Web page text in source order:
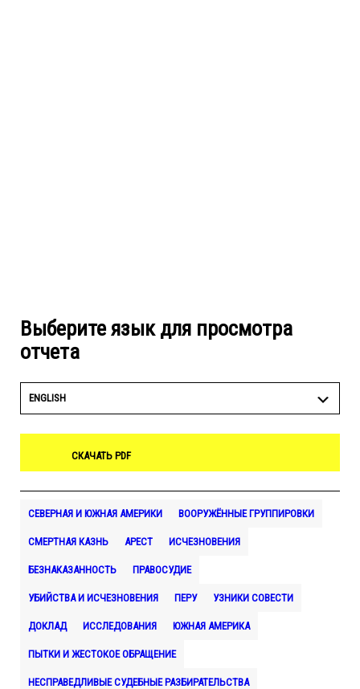
Выберите язык для просмотра
отчета
ENGLISH
СКАЧАТЬ PDF
СЕВЕРНАЯ И ЮЖНАЯ АМЕРИКИ ВООРУЖЁННЫЕ ГРУППИРОВКИ
СМЕРТНАЯ КАЗНЬ АРЕСТ ИСЧЕЗНОВЕНИЯ
БЕЗНАКАЗАННОСТЬ ПРАВОСУДИЕ
УБИЙСТВА И ИСЧЕЗНОВЕНИЯ ПЕРУ УЗНИКИ СОВЕСТИ
ДОКЛАД ИССЛЕДОВАНИЯ ЮЖНАЯ АМЕРИКА
ПЫТКИ И ЖЕСТОКОЕ ОБРАЩЕНИЕ
НЕСПРАВЕДЛИВЫЕ СУДЕБНЫЕ РАЗБИРАТЕЛЬСТВА